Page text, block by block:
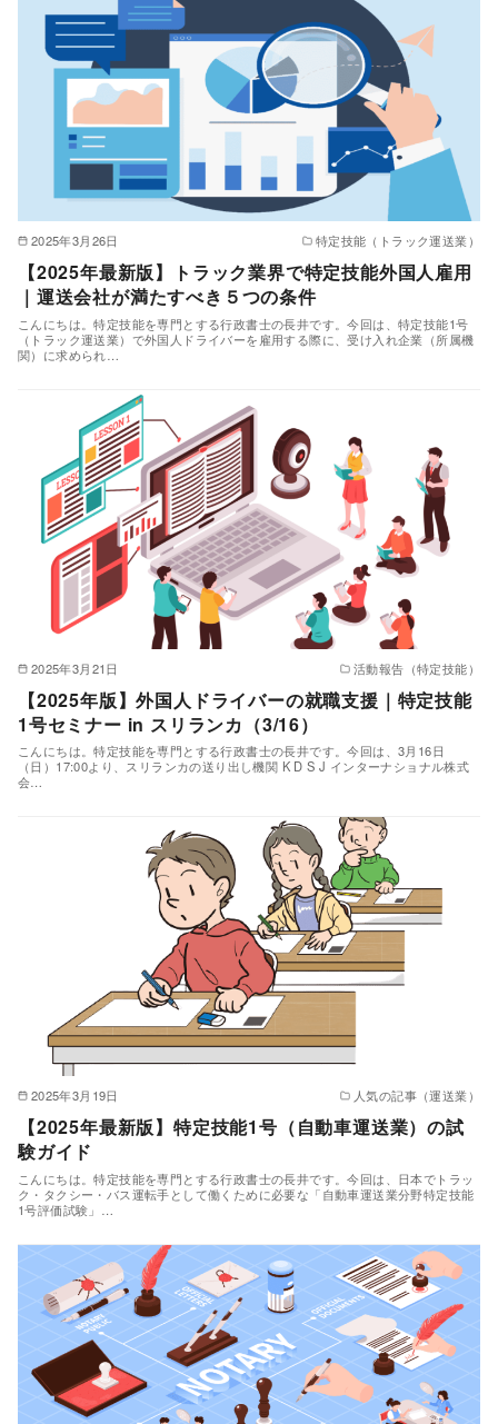
2025年3月26日 特定技能（トラック運送業）
【2025年最新版】トラック業界で特定技能外国人雇用
｜運送会社が満たすべき５つの条件
こんにちは。特定技能を専門とする行政書士の長井です。今回は、特定技能1号
（トラック運送業）で外国人ドライバーを雇用する際に、受け入れ企業（所属機
関）に求められ…
2025年3月21日 活動報告（特定技能）
【2025年版】外国人ドライバーの就職支援｜特定技能
1号セミナー in スリランカ（3/16）
こんにちは。特定技能を専門とする行政書士の長井です。今回は、3月16日
（日）17:00より、スリランカの送り出し機関 K D S J インターナショナル株式
会…
2025年3月19日 人気の記事（運送業）
【2025年最新版】特定技能1号（自動車運送業）の試
験ガイド
こんにちは。特定技能を専門とする行政書士の長井です。今回は、日本でトラッ
ク・タクシー・バス運転手として働くために必要な「自動車運送業分野特定技能
1号評価試験」…